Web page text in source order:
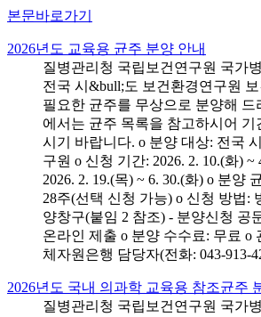
본문바로가기
2026년도 교육용 균주 분양 안내
질병관리청 국립보건연구원 국가
전국 시&bull;도 보건환경연구원
필요한 균주를 무상으로 분양해
에서는 균주 목록을 참고하시어
시기 바랍니다. o 분양 대상: 전국
구원 o 신청 기간: 2026. 2. 10.(화) ~
2026. 2. 19.(목) ~ 6. 30.(화) o 분양
28주(선택 신청 가능) o 신청 방법:
양창구(붙임 2 참조) - 분양신청 공
온라인 제출 o 분양 수수료: 무료 o
체자원은행 담당자(전화: 043-913-
2026년도 국내 의과학 교육용 참조균주
질병관리청 국립보건연구원 국가